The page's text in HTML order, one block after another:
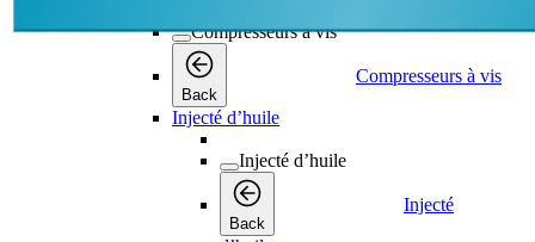
Compresseurs à vis
Back
Compresseurs à vis
Injecté d’huile
Injecté d’huile
Back
Injecté